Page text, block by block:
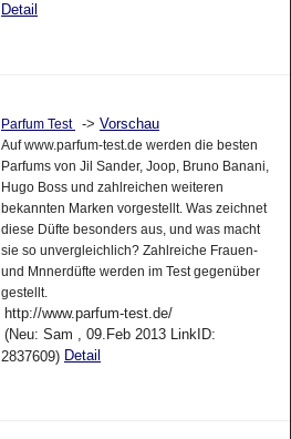
Detail
Parfum Test -> Vorschau
Auf www.parfum-test.de werden die besten
Parfums von Jil Sander, Joop, Bruno Banani,
Hugo Boss und zahlreichen weiteren
bekannten Marken vorgestellt. Was zeichnet
diese Düfte besonders aus, und was macht
sie so unvergleichlich? Zahlreiche Frauen-
und Mnnerdüfte werden im Test gegenüber
gestellt.
http://www.parfum-test.de/
(Neu: Sam , 09.Feb 2013 LinkID:
2837609) Detail